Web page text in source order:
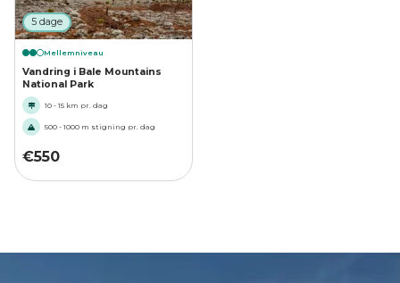
5 dage
Mellemniveau
Vandring i Bale Mountains
National Park
10 - 15 km pr. dag
500 - 1000 m stigning pr. dag
€550